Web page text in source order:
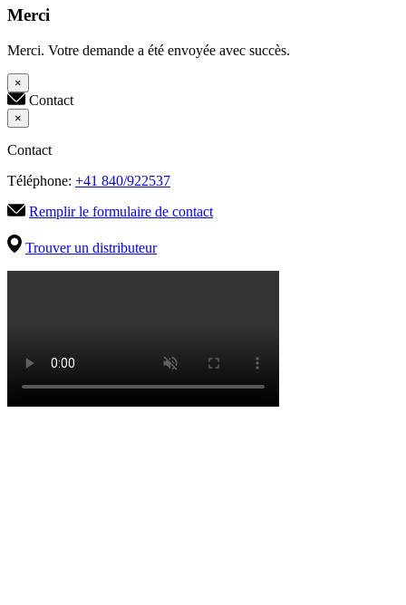
Merci
Merci. Votre demande a été envoyée avec succès.
×
Contact
×
Contact
Téléphone: +41 840/922537
Remplir le formulaire de contact
Trouver un distributeur